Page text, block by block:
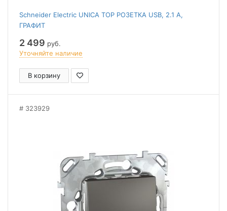
Schneider Electric UNICA TOP РОЗЕТКА USB, 2.1 А,
ГРАФИТ
2 499 руб.
Уточняйте наличие
В корзину
323929